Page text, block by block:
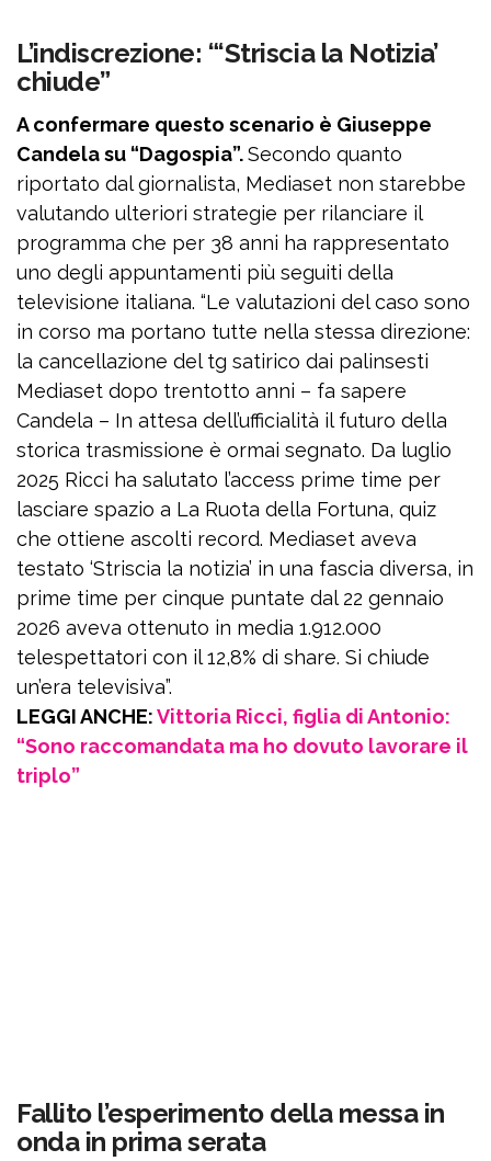
L’indiscrezione: “‘Striscia la Notizia’
chiude”
A confermare questo scenario è Giuseppe
Candela su “Dagospia”.Secondo quanto
riportato dal giornalista, Mediaset non starebbe
valutando ulteriori strategie per rilanciare il
programma che per 38 anni ha rappresentato
uno degli appuntamenti più seguiti della
televisione italiana. “Le valutazioni del caso sono
in corso ma portano tutte nella stessa direzione:
la cancellazione del tg satirico dai palinsesti
Mediaset dopo trentotto anni – fa sapere
Candela – In attesa dell’ufficialità il futuro della
storica trasmissione è ormai segnato. Da luglio
2025 Ricci ha salutato l’access prime time per
lasciare spazio a La Ruota della Fortuna, quiz
che ottiene ascolti record. Mediaset aveva
testato ‘Striscia la notizia’ in una fascia diversa, in
prime time per cinque puntate dal 22 gennaio
2026 aveva ottenuto in media 1.912.000
telespettatori con il 12,8% di share. Si chiude
un’era televisiva”.
LEGGI ANCHE:Vittoria Ricci, figlia di Antonio:
“Sono raccomandata ma ho dovuto lavorare il
triplo”
Fallito l’esperimento della messa in
onda in prima serata